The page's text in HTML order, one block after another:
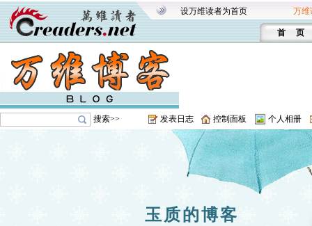
设万维读者为首页 万维
首 页
搜索>> 发表日志 控制面板 个人相册
玉质的博客